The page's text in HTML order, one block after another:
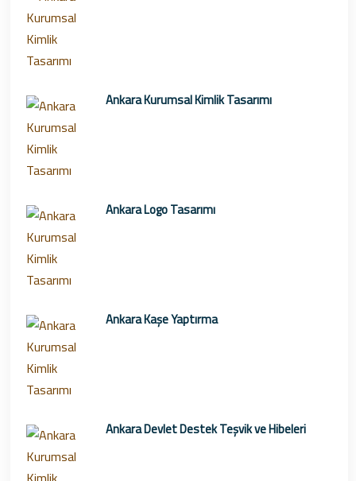
Ankara Kurumsal Kimlik Tasarımı
Ankara Logo Tasarımı
Ankara Kaşe Yaptırma
Ankara Devlet Destek Teşvik ve Hibeleri